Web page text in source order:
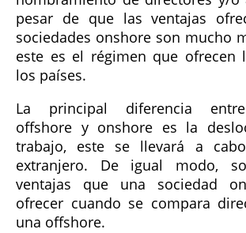
pesar de que las ventajas
sociedades onshore son mucho
este es el régimen que ofrecen
los países.
La principal diferencia entre
offshore y onshore es la
trabajo, este se llevará a
extranjero. De igual modo,
ventajas que una sociedad
ofrecer cuando se compara
una offshore.